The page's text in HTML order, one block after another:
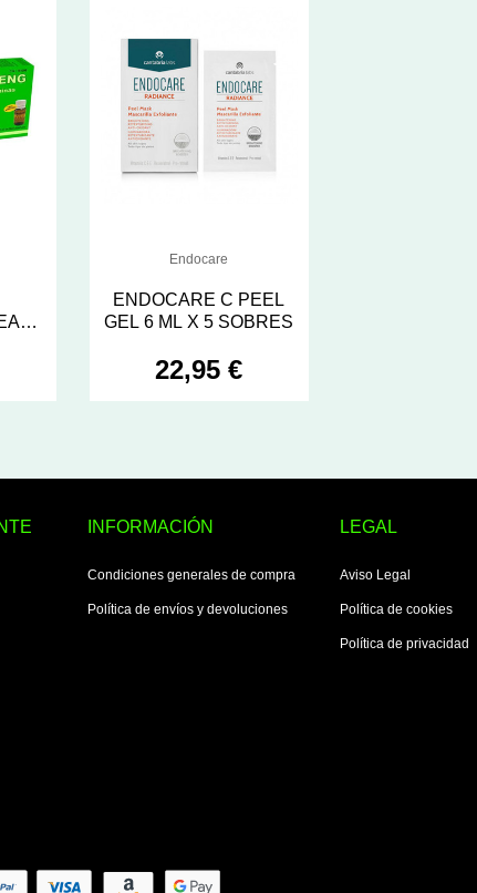
Endocare
ENDOCARE C PEEL
GEL 6 ML X 5 SOBRES
22,95 €
INFORMACIÓN
Condiciones generales de compra
Política de envíos y devoluciones
LEGAL
Aviso Legal
Política de cookies
Política de privacidad